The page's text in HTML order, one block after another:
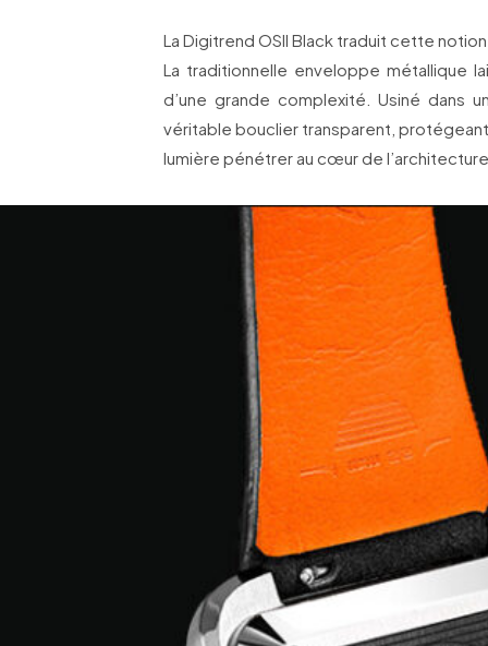
La Digitrend OSII Black traduit cette
La traditionnelle enveloppe métallique
d’une grande complexité. Usiné dans
véritable bouclier transparent,
lumière pénétrer au cœur de